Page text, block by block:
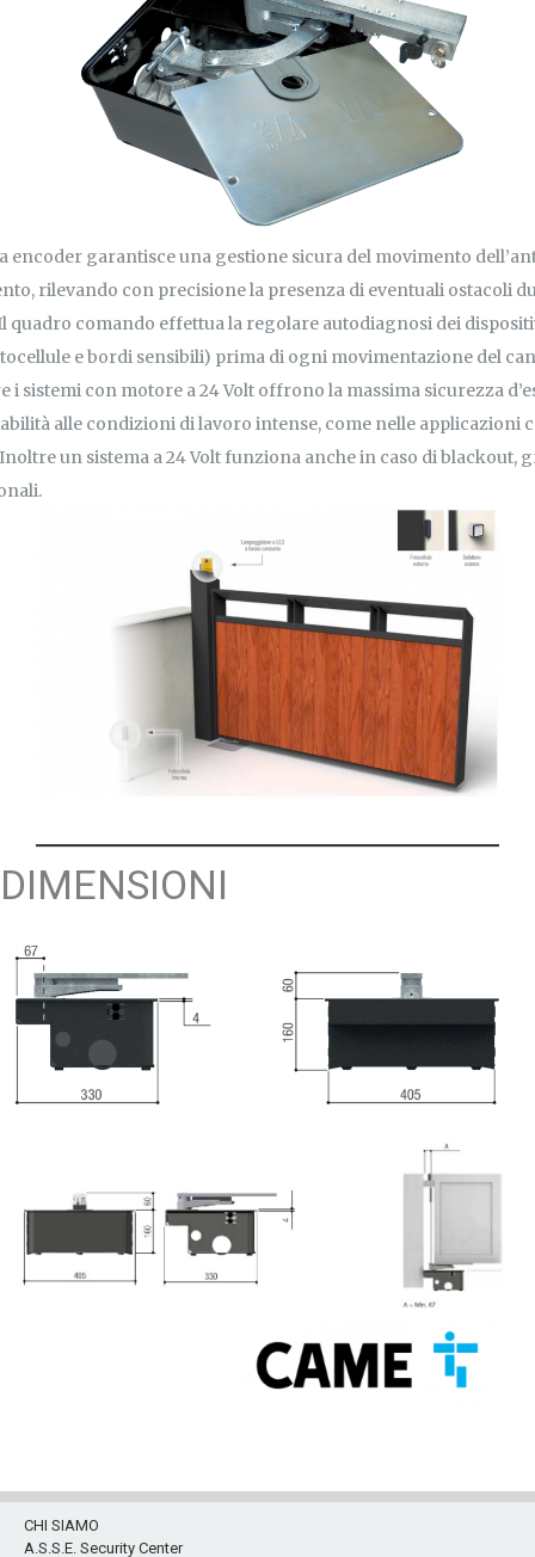
encoder garantisce una gestione sicura del movimento
rilevando con precisione la presenza di eventuali ostacoli
quadro comando effettua la regolare autodiagnosi dei
e bordi sensibili) prima di ogni movimentazione del
i sistemi con motore a 24 Volt offrono la massima sicurezza
alle condizioni di lavoro intense, come nelle applicazioni
un sistema a 24 Volt funziona anche in caso di blackout,
DIMENSIONI
CHI SIAMO
A.S.S.E. Security Center